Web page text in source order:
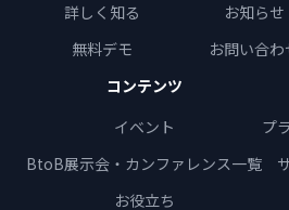
詳しく知る
無料デモ
お知らせ
お問い合わ
コンテンツ
イベント
BtoB展示会・カンファレンス一覧
お役立ち
プ